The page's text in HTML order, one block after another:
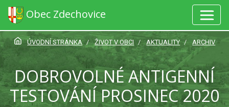
Obec Zdechovice
ÚVODNÍ STRÁNKA ŽIVOT V OBCI AKTUALITY ARCHIV
DOBROVOLNÉ ANTIGENNÍ
TESTOVÁNÍ PROSINEC 2020